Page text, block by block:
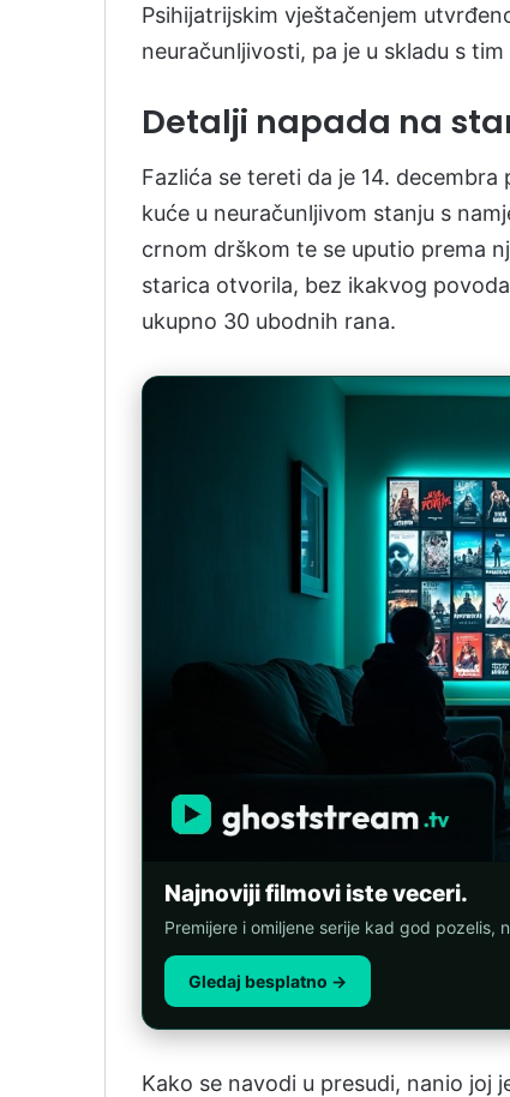
Psihijatrijskim vještačenjem
neuračunljivosti, pa je u skladu s
Detalji napada na
Fazlića se tereti da je 14.
kuće u neuračunljivom stanju s
crnom drškom te se uputio prema
starica otvorila, bez ikakvog
ukupno 30 ubodnih rana.
Najnoviji filmovi iste veceri.
Premijere i omiljene serije kad god pozelis,
Gledaj besplatno →
Kako se navodi u presudi, nanio joj